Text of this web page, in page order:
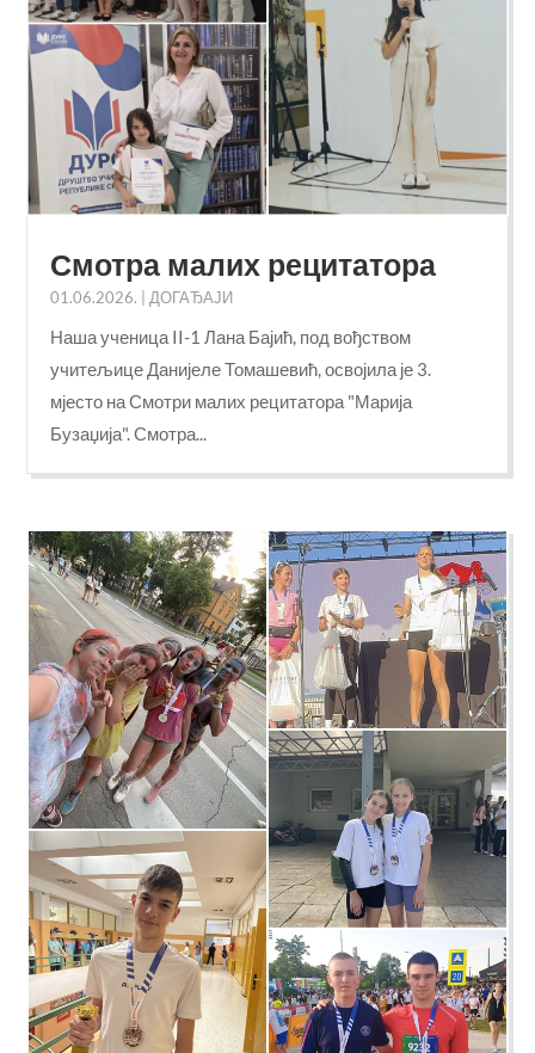
Смотра малих рецитатора
01.06.2026. ДОГАЂАЈИ
Наша ученица II-1 Лана Бајић, под вођством
учитељице Данијеле Томашевић, освојила је 3.
мјесто на Смотри малих рецитатора "Марија
Бузаџија". Смотра...